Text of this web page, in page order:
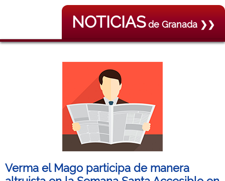
NOTICIASde Granada ❯❯
Verma el Mago participa de manera